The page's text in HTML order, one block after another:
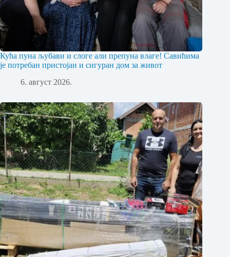
Кућа пуна љубави и слоге али препуна влаге! Савићима
је потребан пристојан и сигуран дом за живот
6. август 2026.